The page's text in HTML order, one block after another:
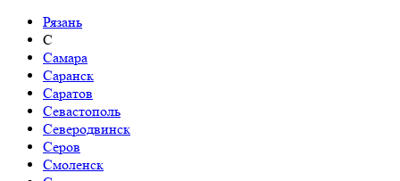
Рязань
С
Самара
Саранск
Саратов
Севастополь
Северодвинск
Серов
Смоленск